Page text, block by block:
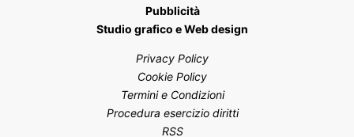
Pubblicità
Studio grafico e Web design
Privacy Policy
Cookie Policy
Termini e Condizioni
Procedura esercizio diritti
RSS